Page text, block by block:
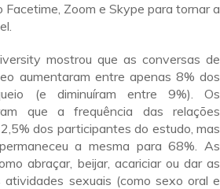
Zoom e Skype para tornar a
mostrou que as conversas de
aumentaram entre apenas 8% dos
(e diminuíram entre 9%). Os
que a frequência das relações
dos participantes do estudo, mas
a mesma para 68%. As
abraçar, beijar, acariciar ou dar as
sexuais (como sexo oral e